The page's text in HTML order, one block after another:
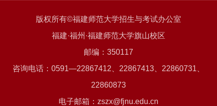
版权所有©福建师范大学招生与考试办公室
福建·福州·福建师范大学旗山校区
邮编：350117
咨询电话：0591—22867412、22867413、22860731、
22860873
电子邮箱：zszx@fjnu.edu.cn